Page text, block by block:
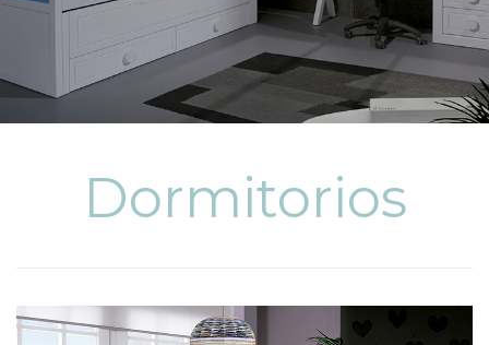
Dormitorios